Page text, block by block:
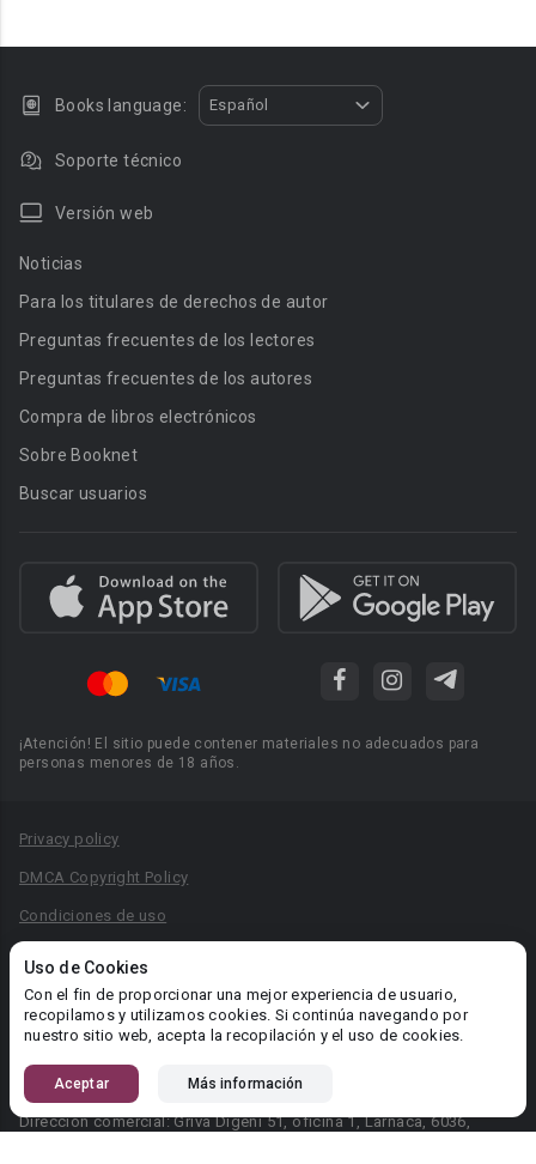
Uso de Cookies
Con el fin de proporcionar una mejor experiencia de usuario,
recopilamos y utilizamos cookies. Si continúa navegando por
nuestro sitio web, acepta la recopilación y el uso de cookies.
Aceptar Más información
Books language: Español
Soporte técnico
Versión web
Noticias
Para los titulares de derechos de autor
Preguntas frecuentes de los lectores
Preguntas frecuentes de los autores
Compra de libros electrónicos
Sobre Booknet
Buscar usuarios
¡Atención! El sitio puede contener materiales no adecuados para
personas menores de 18 años.
Privacy policy
DMCA Copyright Policy
Condiciones de uso
Reglas para la publicación de libros
Área RR.PP.: pr@booknet.com
© 2026 Booknet. Todos los derechos reservados.
Dirección comercial: Griva Digeni 51, oficina 1, Larnaca, 6036,